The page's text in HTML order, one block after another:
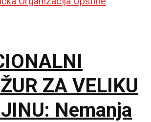
ZA VELIKU
Nemanja